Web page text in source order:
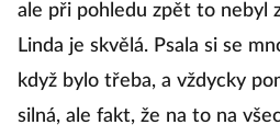
ale při pohledu zpět to nebyl
Linda je skvělá. Psala si se
když bylo třeba, a vždycky
silná, ale fakt, že na to na